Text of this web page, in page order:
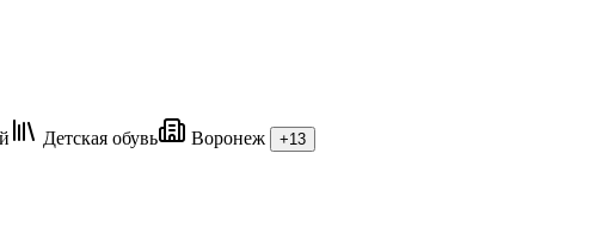
Детская обувь Воронеж +13